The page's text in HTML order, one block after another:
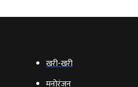
खरी-खरी
मनोरंजन